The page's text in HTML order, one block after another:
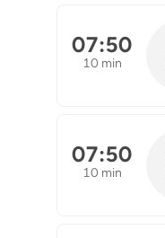
07:50
10 min
07:50
10 min